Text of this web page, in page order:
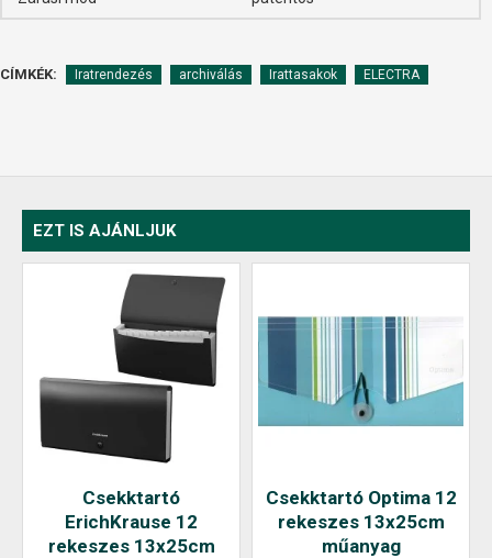
CÍMKÉK: Iratrendezés archiválás Irattasakok ELECTRA
EZT IS AJÁNLJUK
Csekktartó
ErichKrause 12
rekeszes 13x25cm
Csekktartó Optima 12
rekeszes 13x25cm
műanyag